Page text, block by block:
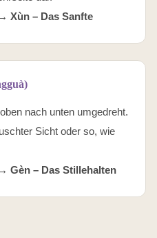
Xùn – Das Sanfte
nach unten umgedreht.
Sicht oder so, wie
Gèn – Das Stillehalten